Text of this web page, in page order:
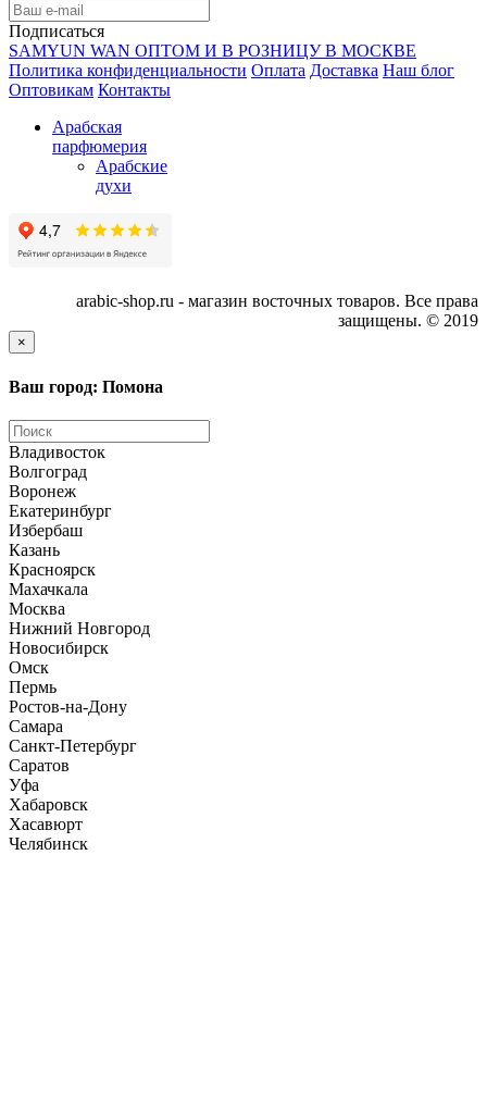
Подписаться
SAMYUN WAN ОПТОМ И В РОЗНИЦУ В МОСКВЕ
Политика конфиденциальности Оплата Доставка Наш блог
Оптовикам Контакты
Арабская
парфюмерия
Арабские
духи
arabic-shop.ru - магазин восточных товаров. Все права
защищены. © 2019
×
Ваш город: Помона
Владивосток
Волгоград
Воронеж
Екатеринбург
Избербаш
Казань
Красноярск
Махачкала
Москва
Нижний Новгород
Новосибирск
Омск
Пермь
Ростов-на-Дону
Самара
Санкт-Петербург
Саратов
Уфа
Хабаровск
Хасавюрт
Челябинск